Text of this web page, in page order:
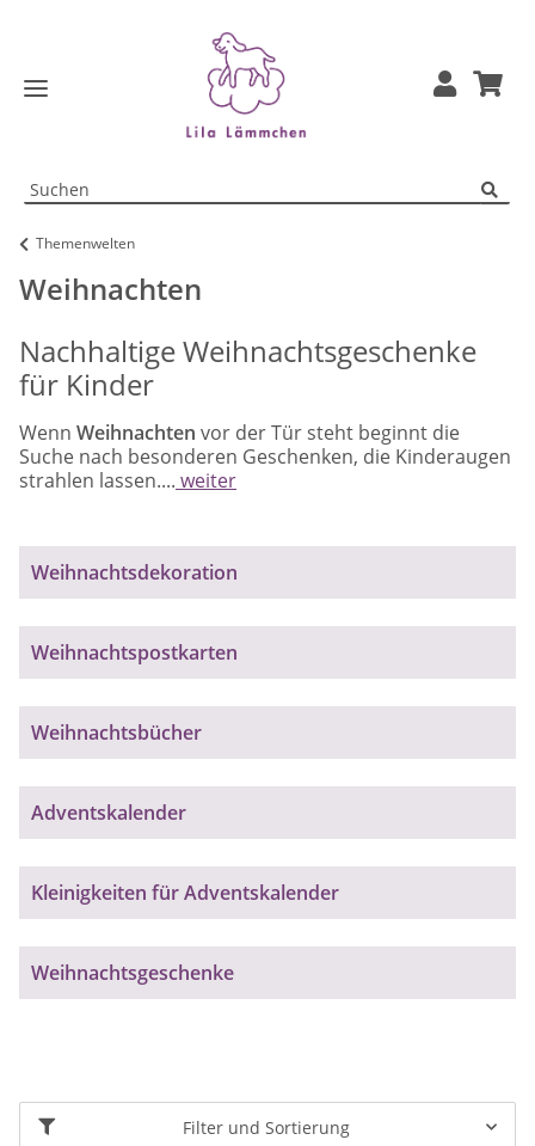
Themenwelten
Weihnachten
Nachhaltige Weihnachtsgeschenke
für Kinder
Wenn Weihnachten vor der Tür steht beginnt die
Suche nach besonderen Geschenken, die Kinderaugen
strahlen lassen.... weiter
Weihnachtsdekoration
Weihnachtspostkarten
Weihnachtsbücher
Adventskalender
Kleinigkeiten für Adventskalender
Weihnachtsgeschenke
Filter und Sortierung